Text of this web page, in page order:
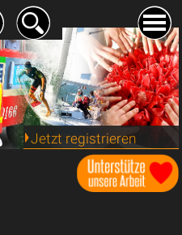
Jetzt registrieren